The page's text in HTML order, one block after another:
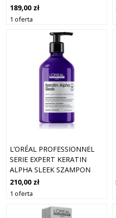
189,00 zł
1 oferta
L’ORÉAL PROFESSIONNEL
SERIE EXPERT KERATIN
ALPHA SLEEK SZAMPON
DLA GŁADKIEGO WYGLĄDU
WŁOSÓW 500 ML
210,00 zł
1 oferta